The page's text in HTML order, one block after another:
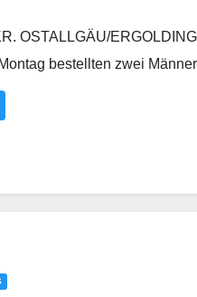
OSTALLGÄU/
bestellten zwei